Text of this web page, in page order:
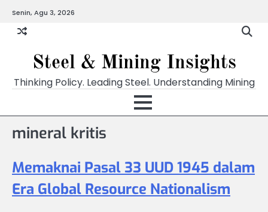
content
Senin, Agu 3, 2026
Steel & Mining Insights
Thinking Policy. Leading Steel. Understanding Mining
mineral kritis
Memaknai Pasal 33 UUD 1945 dalam
Era Global Resource Nationalism